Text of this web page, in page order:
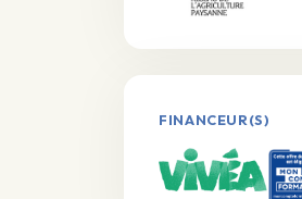
FINANCEUR(S)